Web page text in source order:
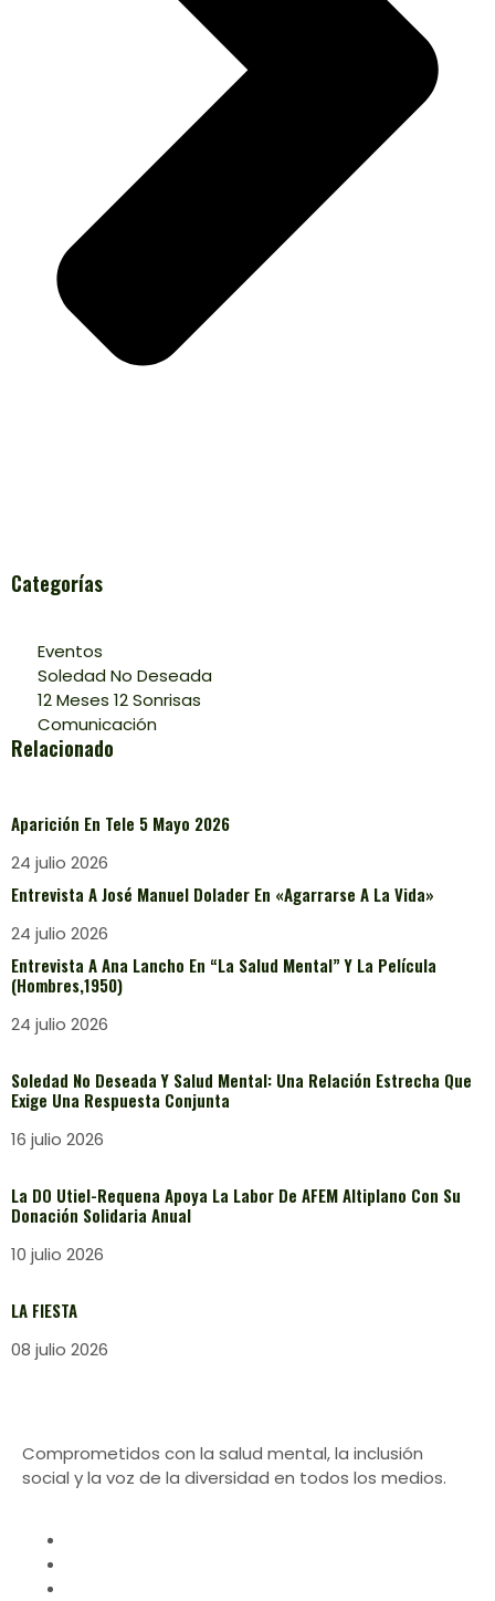
Categorías
Eventos
Soledad No Deseada
12 Meses 12 Sonrisas
Comunicación
Relacionado
Aparición En Tele 5 Mayo 2026
24 julio 2026
Entrevista A José Manuel Dolader En «Agarrarse A La Vida»
24 julio 2026
Entrevista A Ana Lancho En “La Salud Mental” Y La Película
(Hombres,1950)
24 julio 2026
Soledad No Deseada Y Salud Mental: Una Relación Estrecha Que
Exige Una Respuesta Conjunta
16 julio 2026
La DO Utiel-Requena Apoya La Labor De AFEM Altiplano Con Su
Donación Solidaria Anual
10 julio 2026
LA FIESTA
08 julio 2026
Comprometidos con la salud mental, la inclusión
social y la voz de la diversidad en todos los medios.